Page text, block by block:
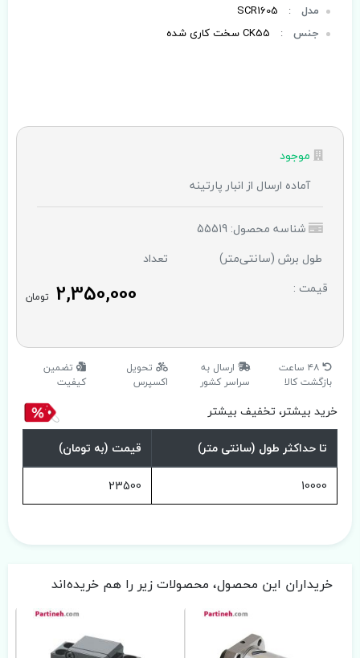
مدل :
SCR1605
جنس : CK55 سخت کاری شده
موجود
آماده ارسال از انبار پارتینه
شناسه محصول: 55519
طول برش (سانتی‌متر)
تعداد
قیمت :
2,350,000 تومان
۴۸ ساعت
بازگشت کالا
ارسال به
سراسر کشور
تحویل
اکسپرس
تضمین
کیفیت
خرید بیشتر، تخفیف بیشتر
تا حداکثر طول (سانتی متر)
قیمت (به تومان)
10000
23500
خریداران این محصول، محصولات زیر را هم خریده‌اند